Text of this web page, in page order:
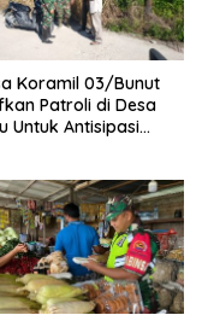
Koramil 03/Bunut
Patroli di Desa
Untuk Antisipasi